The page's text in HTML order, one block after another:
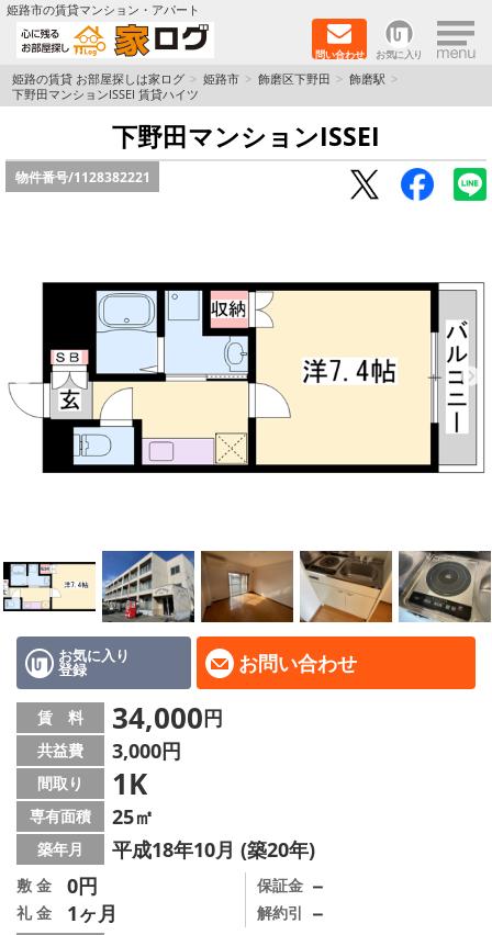
姫路市の賃貸マンション・アパート
問い合わせ お気に入り ×
TOPページ
ペットOK物件
保証人不要物件
初期費用リーズナブル物件
都市ガス物件
路線·駅から探す
地図から探す
スタッフ
店舗情報·アクセス
会社概要
メールでお問い合わせ
姫路の賃貸 お部屋探しは家ログ 姫路市 飾磨区下野田
飾磨駅
下野田マンションISSEI 賃貸ハイツ
下野田マンションISSEI
物件番号/1128382221
お気に入り
登録 お問い合わせ
賃 料 34,000円
共益費 3,000円
間取り 1K
専有面積 25㎡
築年月 平成18年10月 (築20年)
敷 金 0円
礼 金 1ヶ月
保証金 －
解約引 －